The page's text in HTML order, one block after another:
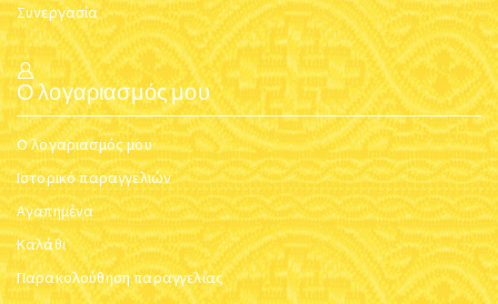
Συνεργασία
Ο λογαριασμός μου
Ο λογαριασμός μου
Ιστορικό παραγγελιών
Αγαπημένα
Καλάθι
Παρακολούθηση παραγγελίας